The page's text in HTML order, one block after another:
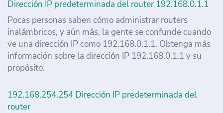
Dirección IP predeterminada del router 192.168.0.1.1
Pocas personas saben cómo administrar routers
inalámbricos, y aún más, la gente se confunde cuando
ve una dirección IP como 192.168.0.1.1. Obtenga más
información sobre la dirección IP 192.168.0.1.1 y su
propósito.
192.168.254.254 Dirección IP predeterminada del
router